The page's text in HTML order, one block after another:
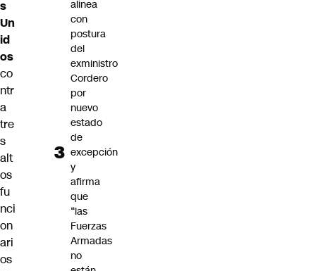
s
Un
id
os
co
ntr
a
tre
s
alt
os
fu
nci
on
ari
os
alinea
con
postura
del
exministro
Cordero
por
nuevo
estado
de
excepción
y
afirma
que
“las
Fuerzas
Armadas
no